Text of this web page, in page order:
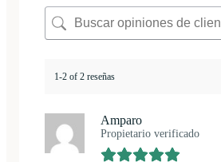
1-2 of 2 reseñas
Amparo
Propietario verificado